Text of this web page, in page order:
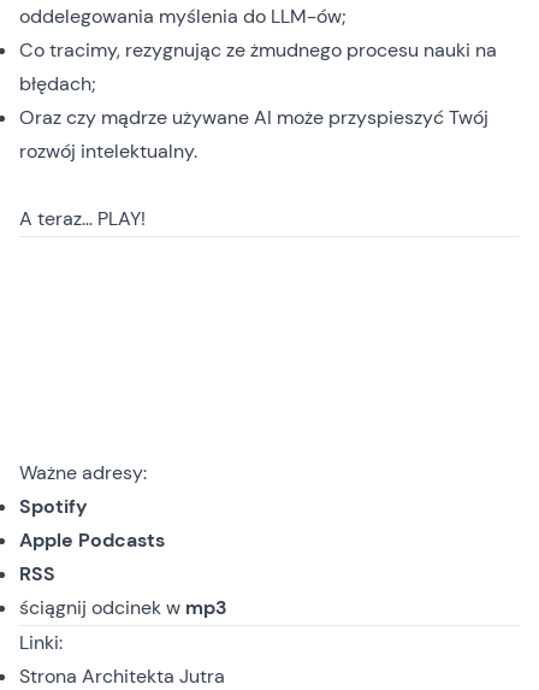
oddelegowania myślenia do LLM-ów;
Co tracimy, rezygnując ze żmudnego procesu nauki na
błędach;
Oraz czy mądrze używane AI może przyspieszyć Twój
rozwój intelektualny.
A teraz… PLAY!
Ważne adresy:
Spotify
Apple Podcasts
RSS
ściągnij odcinekw mp3
Linki:
Strona Architekta Jutra